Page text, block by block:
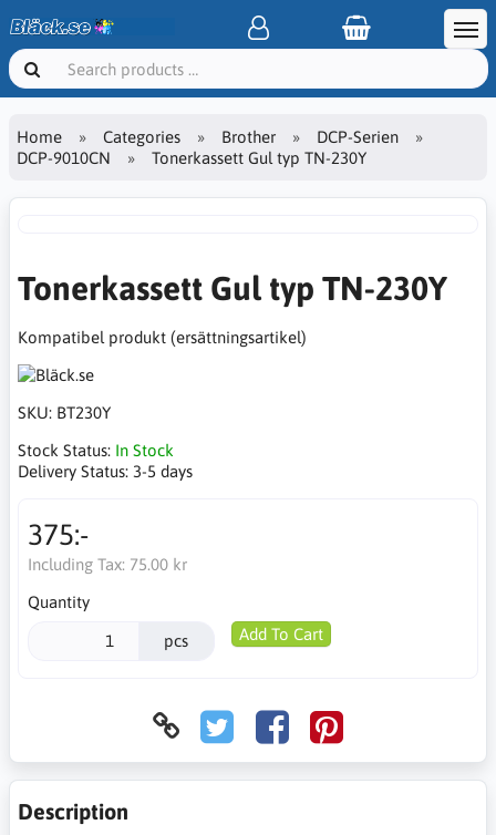
Home Categories Brother
DCP-Serien
DCP-9010CN
Tonerkassett Gul typ TN-230Y
Tonerkassett Gul typ TN-230Y
Kompatibel produkt (ersättningsartikel)
SKU: BT230Y
Stock Status: In Stock
Delivery Status: 3-5 days
375:-
Including Tax: 75.00 kr
Quantity
pcs Add To Cart
Description